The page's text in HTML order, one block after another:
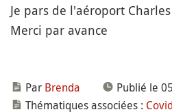
Je pars de l'aéroport
Merci par avance
Par Brenda
Publié le
Thématiques associées :